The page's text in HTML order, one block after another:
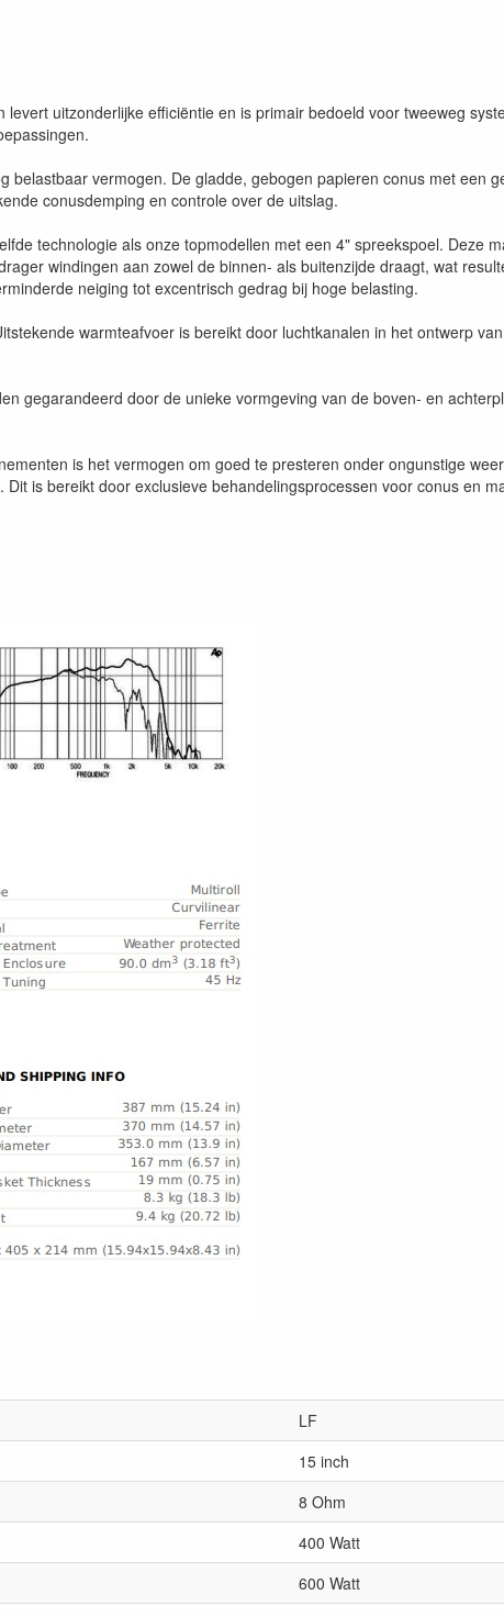
uitzonderlijke efficiëntie en is primair bedoeld voor tweeweg
belastbaar vermogen. De gladde, gebogen papieren conus met een
conusdemping en controle over de uitslag.
technologie als onze topmodellen met een 4" spreekspoel. Deze
windingen aan zowel de binnen- als buitenzijde draagt, wat
neiging tot excentrisch gedrag bij hoge belasting.
warmteafvoer is bereikt door luchtkanalen in het ontwerp
gegarandeerd door de unieke vormgeving van de boven- en
is het vermogen om goed te presteren onder ongunstige
is bereikt door exclusieve behandelingsprocessen voor conus en
LF
15 inch
8 Ohm
400 Watt
600 Watt